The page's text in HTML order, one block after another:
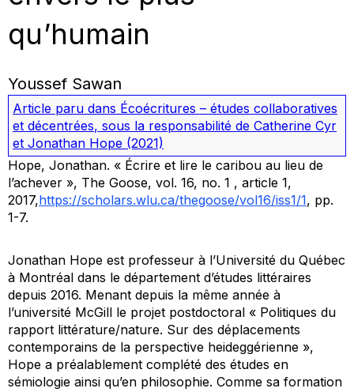
qu’humain
Youssef Sawan
Article paru dans Écoécritures – études collaboratives
et décentrées, sous la responsabilité de Catherine Cyr
et Jonathan Hope (2021)
Hope, Jonathan. « Écrire et lire le caribou au lieu de
l’achever », The Goose, vol. 16, no. 1 , article 1,
2017,https://scholars.wlu.ca/thegoose/vol16/iss1/1, pp.
1-7.
Jonathan Hope est professeur à l’Université du Québec
à Montréal dans le département d’études littéraires
depuis 2016. Menant depuis la même année à
l’université McGill le projet postdoctoral « Politiques du
rapport littérature/nature. Sur des déplacements
contemporains de la perspective heideggérienne »,
Hope a préalablement complété des études en
sémiologie ainsi qu’en philosophie. Comme sa formation